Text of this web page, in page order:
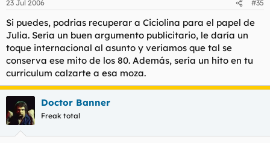
23 Jul 2006 #35
Si puedes, podrias recuperar a Ciciolina para el papel de
Julia. Sería un buen argumento publicitario, le daría un
toque internacional al asunto y veriamos que tal se
conserva ese mito de los 80. Además, sería un hito en tu
curriculum calzarte a esa moza.
Doctor Banner
Freak total